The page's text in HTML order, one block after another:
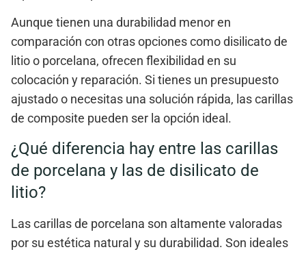
Aunque tienen una durabilidad menor en
comparación con otras opciones comodisilicato de
litioo porcelana, ofrecen flexibilidad en su
colocación y reparación. Si tienes un presupuesto
ajustado o necesitas una solución rápida, lascarillas
de composite pueden ser la opción ideal.
¿Qué diferencia hay entre las carillas
de porcelana y las de disilicato de
litio?
Lascarillas de porcelana son altamente valoradas
por su estética natural y su durabilidad. Son ideales